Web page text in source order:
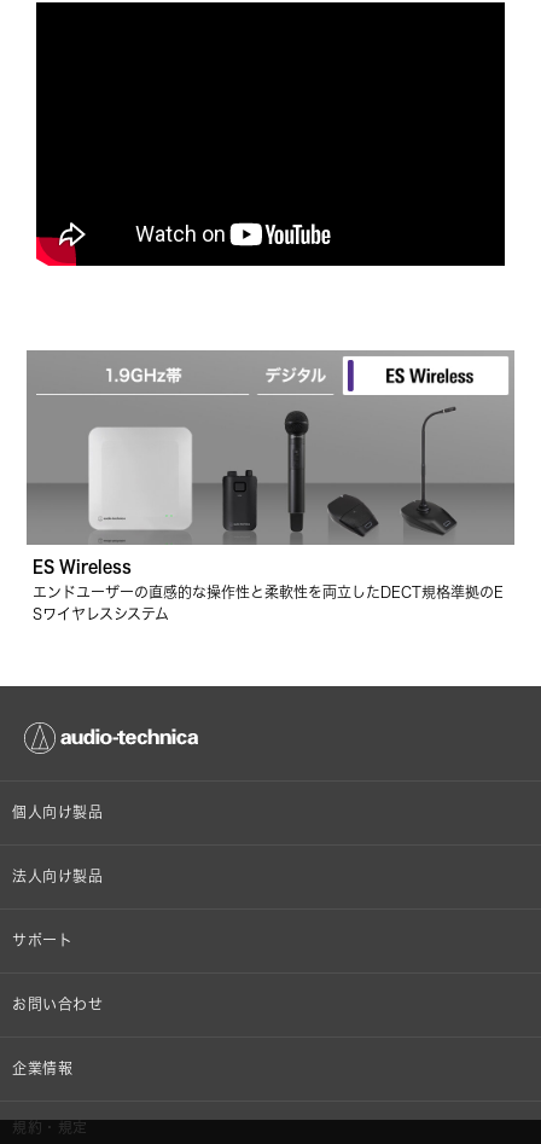
ES Wireless
エンドユーザーの直感的な操作性と柔軟性を両立したDECT規格準拠のE
Sワイヤレスシステム
個人向け製品
オンラインストア限定
法人向け製品
設備音響機器
サポート
個人向け製品サポート
お問い合わせ
その他、メディア 取材関連等のお問い合わせ
企業情報
株式会社オーディオテクニカ
規約・規定